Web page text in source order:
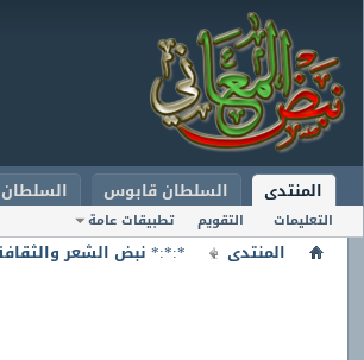
المنتدى
التعليمات التقويم تطبيقات عامة
السلطان قابوس
المنتدى *:*:* نبض الشعر